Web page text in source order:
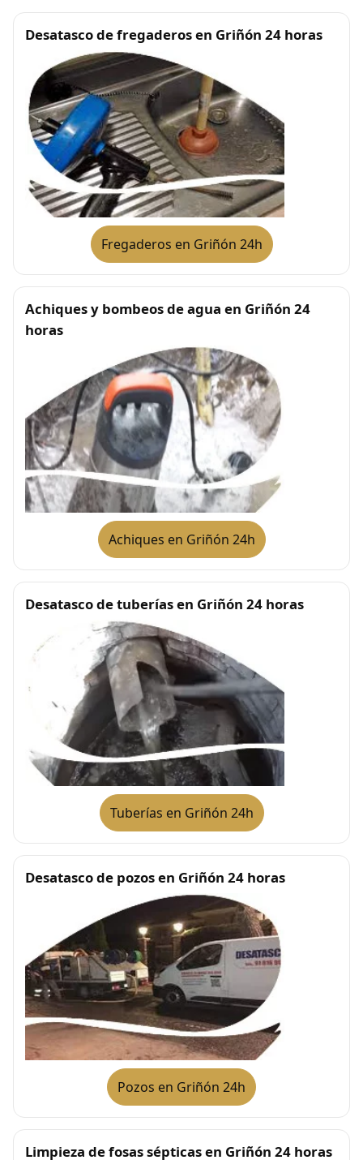
Desatasco de fregaderos en Griñón 24 horas
Fregaderos en Griñón 24h
Achiques y bombeos de agua en Griñón 24
horas
Achiques en Griñón 24h
Desatasco de tuberías en Griñón 24 horas
Tuberías en Griñón 24h
Desatasco de pozos en Griñón 24 horas
Pozos en Griñón 24h
Limpieza de fosas sépticas en Griñón 24 horas